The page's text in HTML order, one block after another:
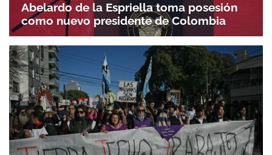
Abelardo de la Espriella toma posesión
como nuevo presidente de Colombia